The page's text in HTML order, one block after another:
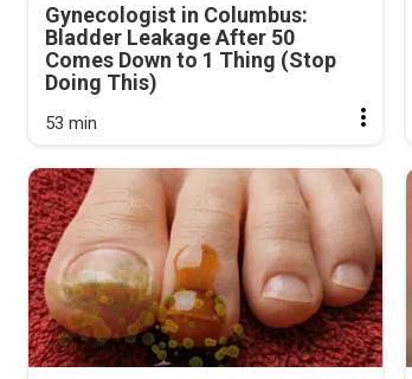
Gynecologist in Columbus:
Bladder Leakage After 50
Comes Down to 1 Thing (Stop
Doing This)
53 min